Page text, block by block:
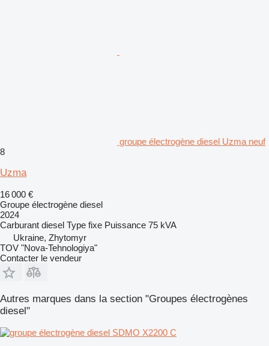
groupe électrogène diesel Uzma neuf
8
Uzma
16 000 €
Groupe électrogène diesel
2024
Carburant diesel Type fixe Puissance 75 kVA
Ukraine, Zhytomyr
TOV "Nova-Tehnologiya"
Contacter le vendeur
Autres marques dans la section "Groupes électrogènes
diesel"